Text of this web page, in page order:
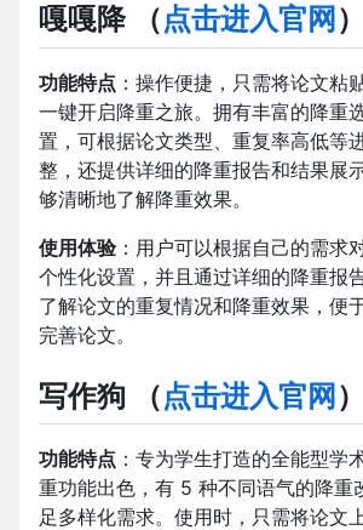
嘎嘎降（点击进入官网 ）
功能特点 ：操作便捷，只需将论文粘
一键开启降重之旅。拥有丰富的降重
置，可根据论文类型、重复率高低等
整，还提供详细的降重报告和结果展
够清晰地了解降重效果。
使用体验：用户可以根据自己的需求
个性化设置，并且通过详细的降重报
了解论文的重复情况和降重效果，便
完善论文。
写作狗 （点击进入官网）
功能特点 ：专为学生打造的全能型学
重功能出色，有 5 种不同语气的降重
足多样化需求。使用时，只需将论文